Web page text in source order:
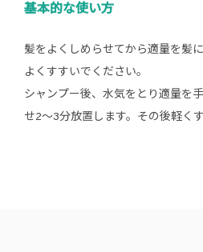
基本的な使い方
髪をよくしめらせてから適量を髪
よくすすいでください。
シャンプー後、水気をとり適量を
せ2〜3分放置します。その後軽く